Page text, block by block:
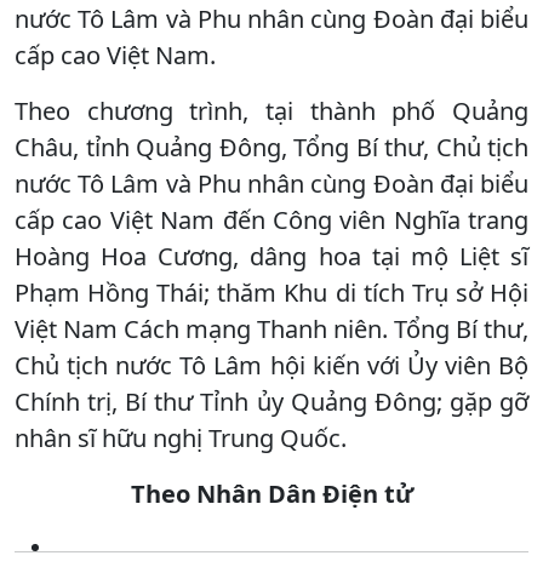
nước Tô Lâm và Phu nhân cùng Đoàn đại biểu
cấp cao Việt Nam.
Theo chương trình, tại thành phố Quảng
Châu, tỉnh Quảng Đông, Tổng Bí thư, Chủ tịch
nước Tô Lâm và Phu nhân cùng Đoàn đại biểu
cấp cao Việt Nam đến Công viên Nghĩa trang
Hoàng Hoa Cương, dâng hoa tại mộ Liệt sĩ
Phạm Hồng Thái; thăm Khu di tích Trụ sở Hội
Việt Nam Cách mạng Thanh niên. Tổng Bí thư,
Chủ tịch nước Tô Lâm hội kiến với Ủy viên Bộ
Chính trị, Bí thư Tỉnh ủy Quảng Đông; gặp gỡ
nhân sĩ hữu nghị Trung Quốc.
Theo Nhân Dân Điện tử